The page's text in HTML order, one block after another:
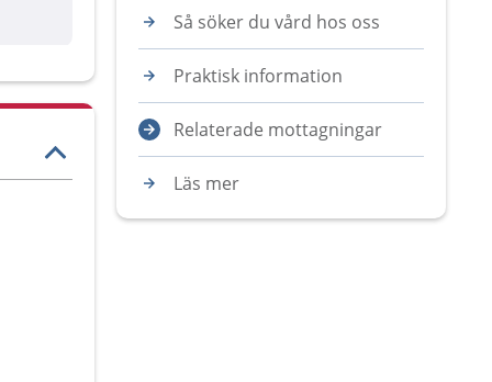
Så söker du vård hos oss
Praktisk information
Relaterade mottagningar
Läs mer